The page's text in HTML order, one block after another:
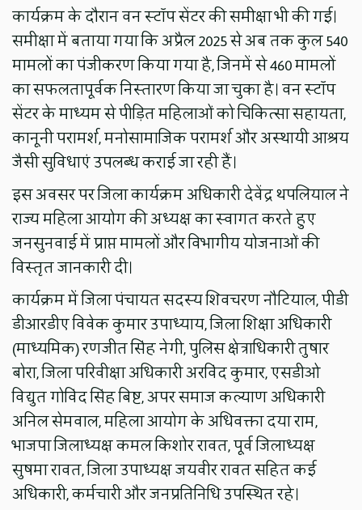
कार्यक्रम के दौरान वन स्टॉप सेंटर की समीक्षा भी की गई।
समीक्षा में बताया गया कि अप्रैल 2025 से अब तक कुल 540
मामलों का पंजीकरण किया गया है, जिनमें से 460 मामलों
का सफलतापूर्वक निस्तारण किया जा चुका है। वन स्टॉप
सेंटर के माध्यम से पीड़ित महिलाओं को चिकित्सा सहायता,
कानूनी परामर्श, मनोसामाजिक परामर्श और अस्थायी आश्रय
जैसी सुविधाएं उपलब्ध कराई जा रही हैं।
इस अवसर पर जिला कार्यक्रम अधिकारी देवेंद्र थपलियाल ने
राज्य महिला आयोग की अध्यक्ष का स्वागत करते हुए
जनसुनवाई में प्राप्त मामलों और विभागीय योजनाओं की
विस्तृत जानकारी दी।
कार्यक्रम में जिला पंचायत सदस्य शिवचरण नौटियाल, पीडी
डीआरडीए विवेक कुमार उपाध्याय, जिला शिक्षा अधिकारी
(माध्यमिक) रणजीत सिंह नेगी, पुलिस क्षेत्राधिकारी तुषार
बोरा, जिला परिवीक्षा अधिकारी अरविंद कुमार, एसडीओ
विद्युत गोविंद सिंह बिष्ट, अपर समाज कल्याण अधिकारी
अनिल सेमवाल, महिला आयोग के अधिवक्ता दया राम,
भाजपा जिलाध्यक्ष कमल किशोर रावत, पूर्व जिलाध्यक्ष
सुषमा रावत, जिला उपाध्यक्ष जयवीर रावत सहित कई
अधिकारी, कर्मचारी और जनप्रतिनिधि उपस्थित रहे।